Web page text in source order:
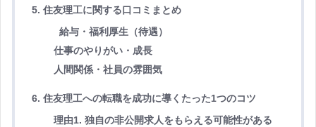
5. 住友理工に関する口コミまとめ
給与・福利厚生（待遇）
仕事のやりがい・成長
人間関係・社員の雰囲気
6. 住友理工への転職を成功に導くたった1つのコツ
理由1. 独自の非公開求人をもらえる可能性がある